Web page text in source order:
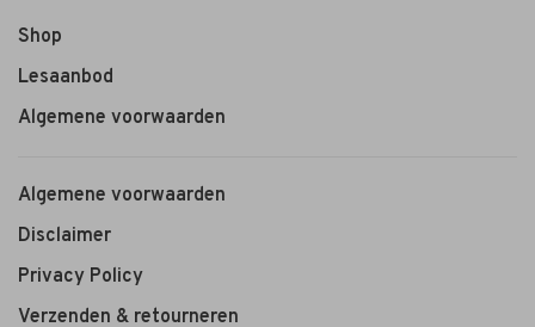
Shop
Lesaanbod
Algemene voorwaarden
Algemene voorwaarden
Disclaimer
Privacy Policy
Verzenden & retourneren